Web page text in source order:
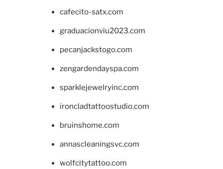
cafecito-satx.com
graduacionviu2023.com
pecanjackstogo.com
zengardendayspa.com
sparklejewelryinc.com
ironcladtattoostudio.com
bruinshome.com
annascleaningsvc.com
wolfcitytattoo.com